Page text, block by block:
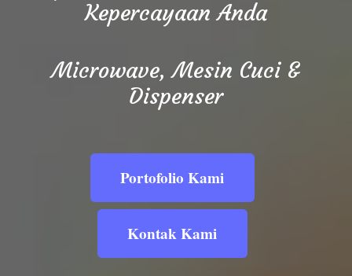
Kepercayaan Anda
Microwave, Mesin Cuci &
Dispenser
Portofolio Kami
Kontak Kami